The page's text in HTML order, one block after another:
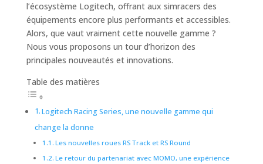
l’écosystème Logitech, offrant aux simracers des
équipements encore plus performants et accessibles.
Alors, que vaut vraiment cette nouvelle gamme ?
Nous vous proposons un tour d’horizon des
principales nouveautés et innovations.
Table des matières
Logitech Racing Series, une nouvelle gamme qui
change la donne
Les nouvelles roues RS Track et RS Round
Le retour du partenariat avec MOMO, une expérience